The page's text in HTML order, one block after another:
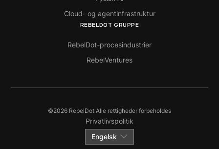
Cloud- og agentinfrastruktur
REBELDOT GRUPPE
RebelDot-procesindustrier
RebelVentures
©2026 RebelDot Alle rettigheder forbeholdes
Privatlivspolitik
Engelsk